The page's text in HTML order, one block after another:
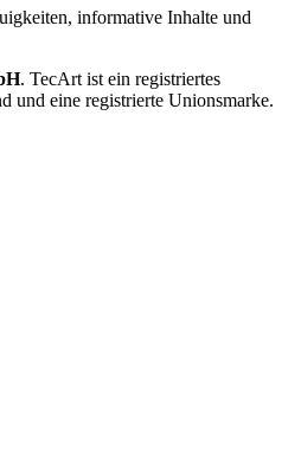
informative Inhalte und
. TecArt ist ein registriertes
und eine registrierte Unionsmarke.